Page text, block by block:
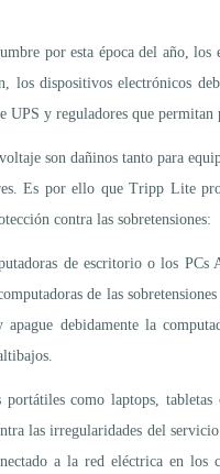
por esta época del año,
los dispositivos electrónicos
UPS y reguladores que permitan
son dañinos tanto para
Es por ello que Tripp Lite
contra las sobretensiones:
de escritorio o los
de las
apague debidamente la
portátiles como laptops,
las irregularidades del
a la red eléctrica en los